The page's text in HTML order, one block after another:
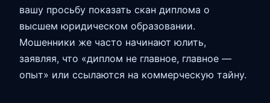
вашу просьбу показать скан диплома о
высшем юридическом образовании.
Мошенники же часто начинают юлить,
заявляя, что «диплом не главное, главное —
опыт» или ссылаются на коммерческую тайну.